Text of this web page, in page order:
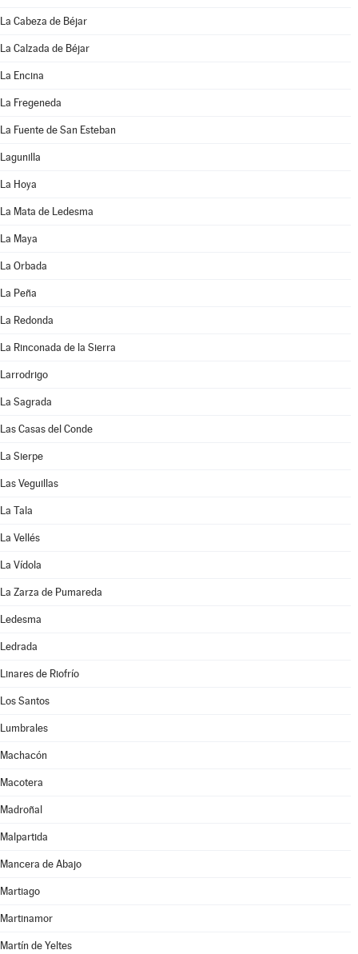
La Cabeza de Béjar
La Calzada de Béjar
La Encina
La Fregeneda
La Fuente de San Esteban
Lagunilla
La Hoya
La Mata de Ledesma
La Maya
La Orbada
La Peña
La Redonda
La Rinconada de la Sierra
Larrodrigo
La Sagrada
Las Casas del Conde
La Sierpe
Las Veguillas
La Tala
La Vellés
La Vídola
La Zarza de Pumareda
Ledesma
Ledrada
Linares de Riofrío
Los Santos
Lumbrales
Machacón
Macotera
Madroñal
Malpartida
Mancera de Abajo
Martiago
Martinamor
Martín de Yeltes